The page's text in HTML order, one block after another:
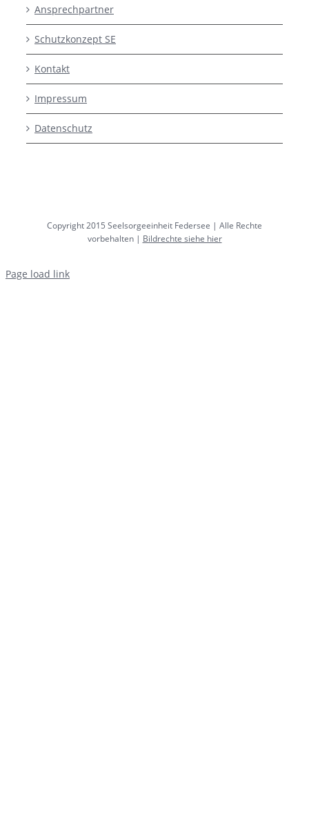
Ansprechpartner
Schutzkonzept SE
Kontakt
Impressum
Datenschutz
Copyright 2015 Seelsorgeeinheit Federsee | Alle Rechte
vorbehalten | Bildrechte siehe hier
Page load link